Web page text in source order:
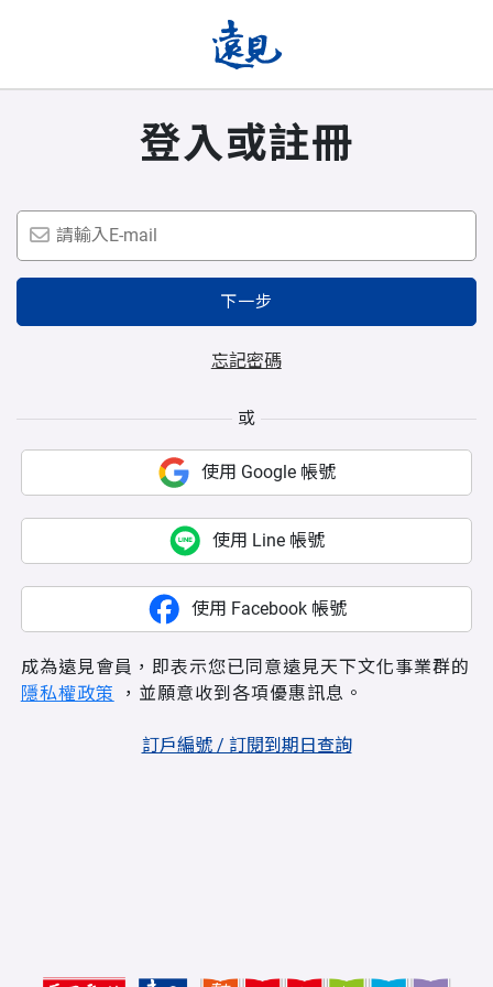
登入或註冊
下一步
忘記密碼
或
使用 Google 帳號
使用 Line 帳號
使用 Facebook 帳號
成為遠見會員，即表示您已同意遠見天下文化事業群的
隱私權政策 ，並願意收到各項優惠訊息。
訂戶編號 / 訂閱到期日查詢